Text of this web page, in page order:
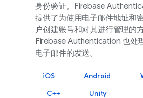
身份验证。 Firebase
提供了为使用电子邮件地址和
户创建账号和对其进行管理的方
Firebase Authentication 也处
电子邮件的发送。
iOS Android
C++
Unity